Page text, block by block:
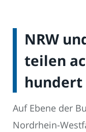
NRW
teilen
hundert
Auf Ebene der
Nordrhein-